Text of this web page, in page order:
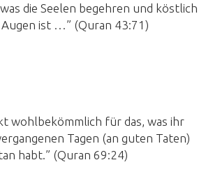
die Seelen begehren und köstlich
ist …” (Quran 43:71)
wohlbekömmlich für das, was ihr
Tagen (an guten Taten)
habt.” (Quran 69:24)